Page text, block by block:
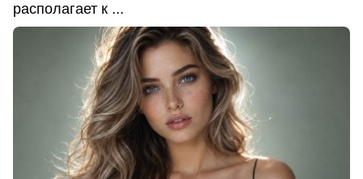
располагает к ...